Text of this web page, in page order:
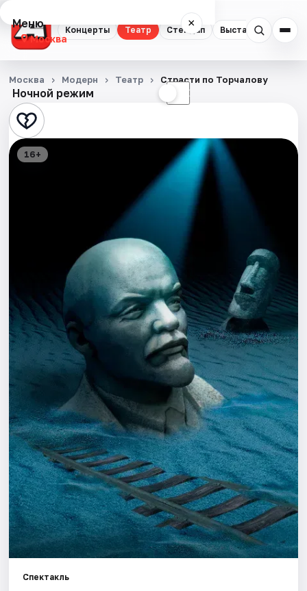
Концерты Театр Стендап Выставки
Меню ×
Москва
Концерты
Театр
Стендап
События
Города
Площадки
Артисты
Рейтинги
Ночной режим ☾
Москва Модерн Театр Страсти по Торчалову
16+
Спектакль